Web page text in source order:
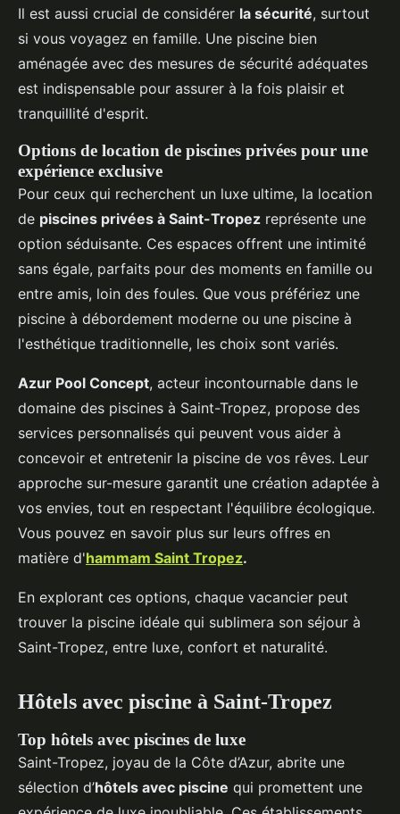
Il est aussi crucial de considérer la sécurité, surtout
si vous voyagez en famille. Une piscine bien
aménagée avec des mesures de sécurité adéquates
est indispensable pour assurer à la fois plaisir et
tranquillité d'esprit.
Options de location de piscines privées pour une
expérience exclusive
Pour ceux qui recherchent un luxe ultime, la location
de piscines privées à Saint-Tropez représente une
option séduisante. Ces espaces offrent une intimité
sans égale, parfaits pour des moments en famille ou
entre amis, loin des foules. Que vous préfériez une
piscine à débordement moderne ou une piscine à
l'esthétique traditionnelle, les choix sont variés.
Azur Pool Concept, acteur incontournable dans le
domaine des piscines à Saint-Tropez, propose des
services personnalisés qui peuvent vous aider à
concevoir et entretenir la piscine de vos rêves. Leur
approche sur-mesure garantit une création adaptée à
vos envies, tout en respectant l'équilibre écologique.
Vous pouvez en savoir plus sur leurs offres en
matière d'hammam Saint Tropez.
En explorant ces options, chaque vacancier peut
trouver la piscine idéale qui sublimera son séjour à
Saint-Tropez, entre luxe, confort et naturalité.
Hôtels avec piscine à Saint-Tropez
Top hôtels avec piscines de luxe
Saint-Tropez, joyau de la Côte d’Azur, abrite une
sélection d’hôtels avec piscine qui promettent une